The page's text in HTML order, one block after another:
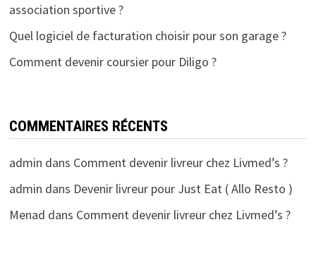
association sportive ?
Quel logiciel de facturation choisir pour son garage ?
Comment devenir coursier pour Diligo ?
COMMENTAIRES RÉCENTS
admin dans Comment devenir livreur chez Livmed’s ?
admin dans Devenir livreur pour Just Eat ( Allo Resto )
Menad dans Comment devenir livreur chez Livmed’s ?